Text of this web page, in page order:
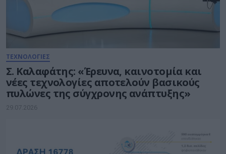
ΤΕΧΝΟΛΟΓΙΕΣ
Σ. Καλαφάτης: «Έρευνα, καινοτομία και
νέες τεχνολογίες αποτελούν βασικούς
πυλώνες της σύγχρονης ανάπτυξης»
29.07.2026